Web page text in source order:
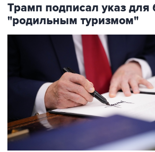
Трамп подписал указ для
"родильным туризмом"